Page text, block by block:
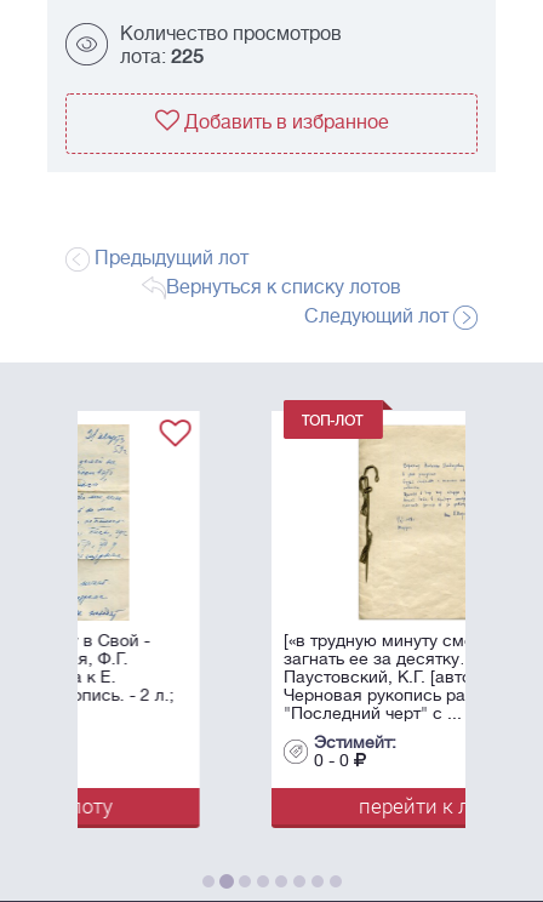
Количество просмотров
лота: 225
Добавить в избранное
Предыдущий лот
Вернуться к списку лотов
Следующий лот
[«в трудную минуту сможете
загнать ее за десятку…»]
Паустовский, К.Г. [автограф].
Черновая рукопись рассказа
"Последний черт" с ...